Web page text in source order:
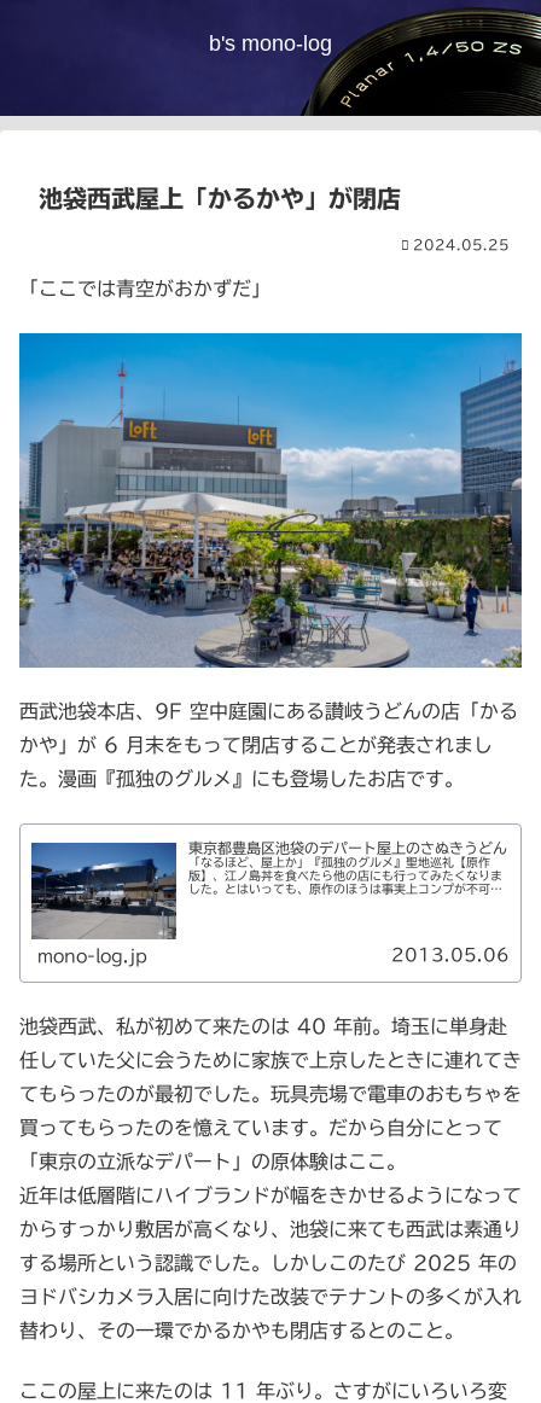
b's mono-log
池袋西武屋上「かるかや」が閉店
2024.05.25
「ここでは青空がおかずだ」
西武池袋本店、9F 空中庭園にある讃岐うどんの店「かる
かや」が 6 月末をもって閉店することが発表されまし
た。漫画『孤独のグルメ』にも登場したお店です。
東京都豊島区池袋のデパート屋上のさぬきうどん
「なるほど、屋上か」『孤独のグルメ』聖地巡礼【原作
版】、江ノ島丼を食べたら他の店にも行ってみたくなりま
した。とはいっても、原作のほうは事実上コンプが不可な
mono-log.jp 2013.05.06
池袋西武、私が初めて来たのは 40 年前。埼玉に単身赴
任していた父に会うために家族で上京したときに連れてき
てもらったのが最初でした。玩具売場で電車のおもちゃを
買ってもらったのを憶えています。だから自分にとって
「東京の立派なデパート」の原体験はここ。
近年は低層階にハイブランドが幅をきかせるようになって
からすっかり敷居が高くなり、池袋に来ても西武は素通り
する場所という認識でした。しかしこのたび 2025 年の
ヨドバシカメラ入居に向けた改装でテナントの多くが入れ
替わり、その一環でかるかやも閉店するとのこと。
ここの屋上に来たのは 11 年ぶり。さすがにいろいろ変